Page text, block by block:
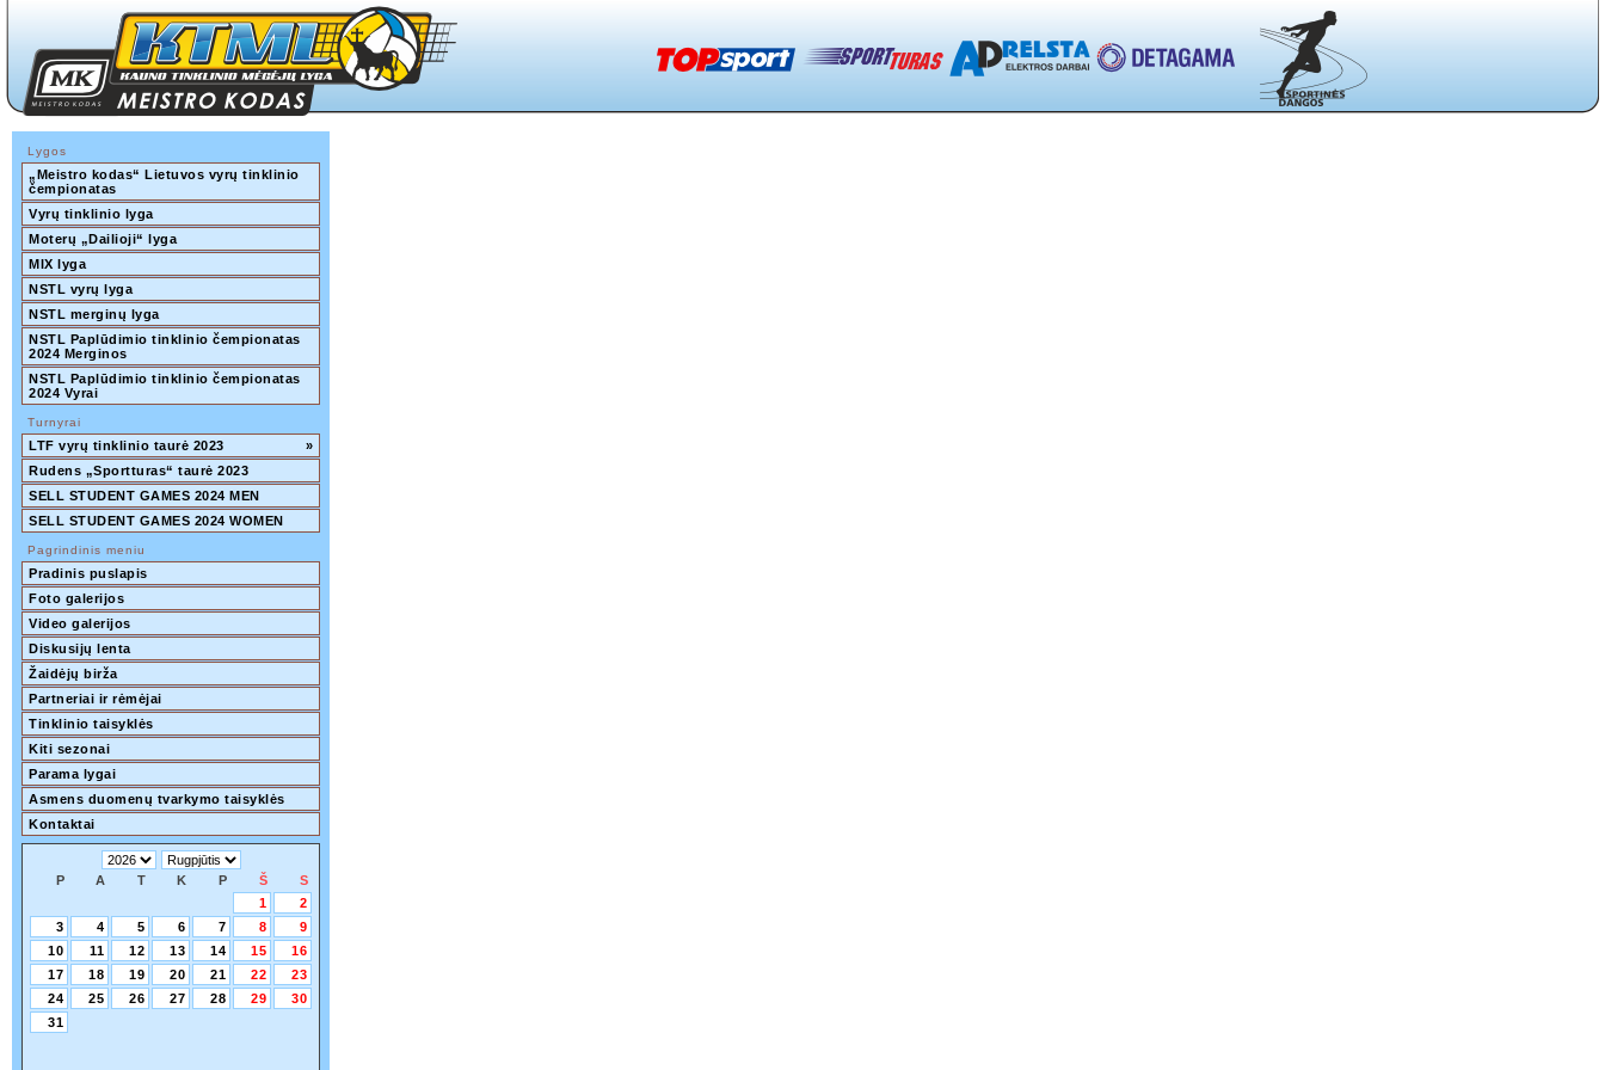
Lygos
„Meistro kodas“ Lietuvos vyrų tinklinio
čempionatas
Vyrų tinklinio lyga
Moterų „Dailioji“ lyga
MIX lyga
NSTL vyrų lyga
NSTL merginų lyga
NSTL Paplūdimio tinklinio čempionatas
2024 Merginos
NSTL Paplūdimio tinklinio čempionatas
2024 Vyrai
Turnyrai
LTF vyrų tinklinio taurė 2023
»
Rudens „Sportturas“ taurė 2023
SELL STUDENT GAMES 2024 MEN
SELL STUDENT GAMES 2024 WOMEN
Pagrindinis meniu
Pradinis puslapis
Foto galerijos
Video galerijos
Diskusijų lenta
Žaidėjų birža
Partneriai ir rėmėjai
Tinklinio taisyklės
Kiti sezonai
Parama lygai
Asmens duomenų tvarkymo taisyklės
Kontaktai
P A T K P Š
S
1
2
3
4 5 6 7 8
9
10
11 12 13 14 15
16
17
18 19 20 21 22
23
24
25 26 27 28 29
30
31